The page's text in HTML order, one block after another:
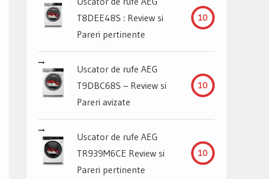
T8DEE48S : Review si
Pareri pertinente
10
Uscator de rufe AEG
T9DBC68S – Review si
Pareri avizate
10
Uscator de rufe AEG
TR939M6CE Review si
Pareri pertinente
10